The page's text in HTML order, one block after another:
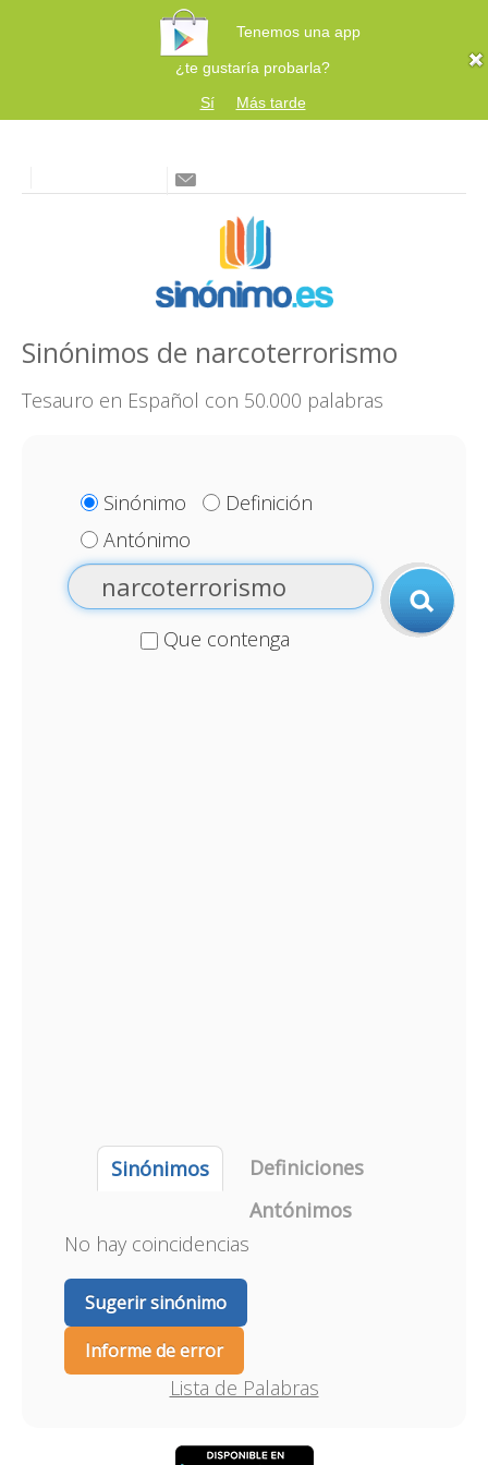
Tenemos una app
¿te gustaría probarla?
Sí
Más tarde
Sinónimos de narcoterrorismo
Tesauro en Español con 50.000 palabras
Sinónimo
Definición
Antónimo
Que contenga
Sinónimos
Definiciones
Antónimos
No hay coincidencias
Sugerir sinónimo
Informe de error
Lista de Palabras